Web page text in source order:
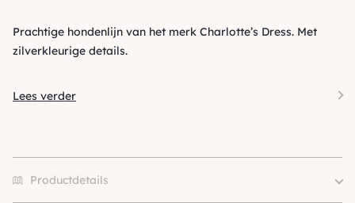
Prachtige hondenlijn van het merk Charlotte’s Dress. Met
zilverkleurige details.
Lees verder
Productdetails